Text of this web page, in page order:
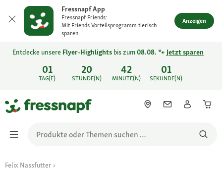
Fressnapf App
Fressnapf Friends:
Mit Friends Vorteilsprogramm tierisch
sparen
Anzeigen
01
TAG(E)
20
STUNDE(N)
42
MINUTE(N)
01
SEKUNDE(N)
Entdecke unsere Flyer-Highlights bis zum08.08. 🐾 Jetzt sparen
Felix Nassfutter